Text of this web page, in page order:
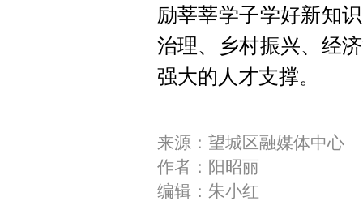
励莘莘学子学好新知
治理、乡村振兴、经
强大的人才支撑。
来源：望城区融媒体中心
作者：阳昭丽
编辑：朱小红